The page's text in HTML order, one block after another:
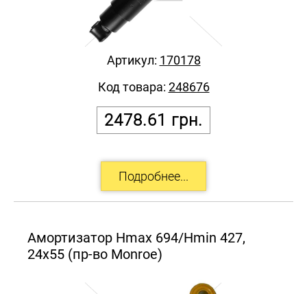
2478.61 грн.
Артикул: 170178
Код товара: 248676
Амортизатор Hmax 694/Hmin 427,
24x55 (пр-во Monroe)